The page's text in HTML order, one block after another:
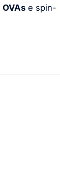
OVAs e spin-